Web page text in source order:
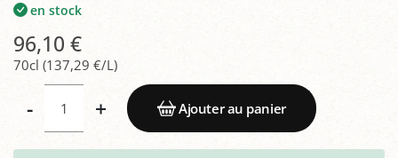
en stock
96,10 €
70cl (137,29 €/L)
- + Ajouter au panier